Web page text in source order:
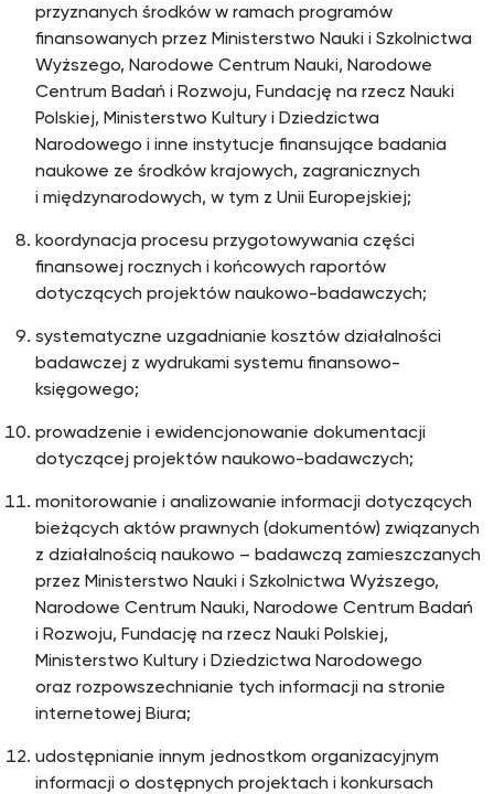
przyznanych środków w ramach programów
finansowanych przez Ministerstwo Nauki i Szkolnictwa
Wyższego, Narodowe Centrum Nauki, Narodowe
Centrum Badań i Rozwoju, Fundację na rzecz Nauki
Polskiej, Ministerstwo Kultury i Dziedzictwa
Narodowego i inne instytucje finansujące badania
naukowe ze środków krajowych, zagranicznych
i międzynarodowych, w tym z Unii Europejskiej;
koordynacja procesu przygotowywania części
finansowej rocznych i końcowych raportów
dotyczących projektów naukowo-badawczych;
systematyczne uzgadnianie kosztów działalności
badawczej z wydrukami systemu finansowo-
księgowego;
prowadzenie i ewidencjonowanie dokumentacji
dotyczącej projektów naukowo-badawczych;
monitorowanie i analizowanie informacji dotyczących
bieżących aktów prawnych (dokumentów) związanych
z działalnością naukowo – badawczą zamieszczanych
przez Ministerstwo Nauki i Szkolnictwa Wyższego,
Narodowe Centrum Nauki, Narodowe Centrum Badań
i Rozwoju, Fundację na rzecz Nauki Polskiej,
Ministerstwo Kultury i Dziedzictwa Narodowego
oraz rozpowszechnianie tych informacji na stronie
internetowej Biura;
udostępnianie innym jednostkom organizacyjnym
informacji o dostępnych projektach i konkursach